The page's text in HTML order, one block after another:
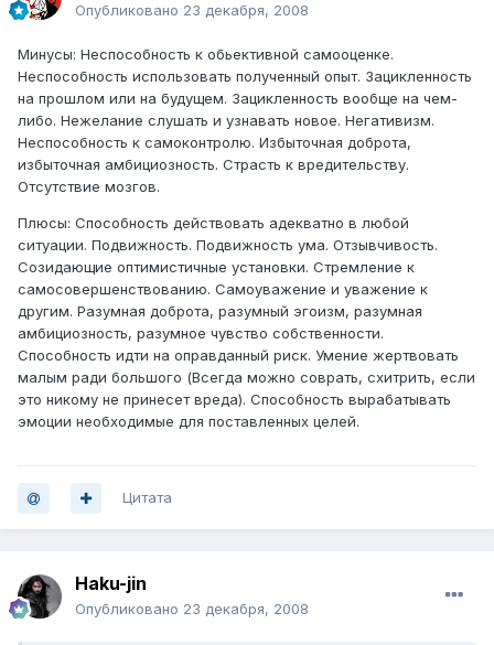
Опубликовано 23 декабря, 2008
Минусы: Неспособность к обьективной самооценке.
Неспособность использовать полученный опыт. Зацикленность
на прошлом или на будущем. Зацикленность вообще на чем-
либо. Нежелание слушать и узнавать новое. Негативизм.
Неспособность к самоконтролю. Избыточная доброта,
избыточная амбициозность. Страсть к вредительству.
Отсутствие мозгов.
Плюсы: Способность действовать адекватно в любой
ситуации. Подвижность. Подвижность ума. Отзывчивость.
Созидающие оптимистичные установки. Стремление к
самосовершенствованию. Самоуважение и уважение к
другим. Разумная доброта, разумный эгоизм, разумная
амбициозность, разумное чувство собственности.
Способность идти на оправданный риск. Умение жертвовать
малым ради большого (Всегда можно соврать, схитрить, если
это никому не принесет вреда). Способность вырабатывать
эмоции необходимые для поставленных целей.
Цитата
Haku-jin
Опубликовано 23 декабря, 2008